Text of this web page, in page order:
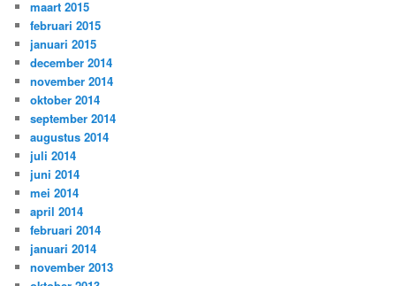
maart 2015
februari 2015
januari 2015
december 2014
november 2014
oktober 2014
september 2014
augustus 2014
juli 2014
juni 2014
mei 2014
april 2014
februari 2014
januari 2014
november 2013